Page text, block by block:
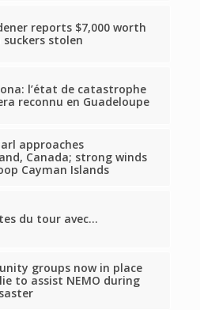
reports $7,000 worth
stolen
l’état de catastrophe
reconnu en Guadeloupe
approaches
Canada; strong winds
Cayman Islands
du tour avec…
groups now in place
to assist NEMO during